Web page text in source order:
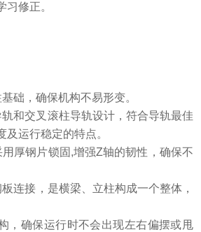
习修正。
础，确保机构不易形变。
和交叉滚柱导轨设计，符合导轨最佳
及运行稳定的特点。
厚钢片锁固,增强Z轴的韧性，确保不
连接，是横梁、立柱构成一个整体，
，确保运行时不会出现左右偏摆或甩